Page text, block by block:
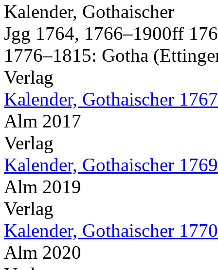
Kalender, Gothaischer
Jgg 1764, 1766–1900ff
1776–1815: Gotha
Verlag
Kalender, Gothaischer 1767
Alm 2017
Verlag
Kalender, Gothaischer 1769
Alm 2019
Verlag
Kalender, Gothaischer 1770
Alm 2020